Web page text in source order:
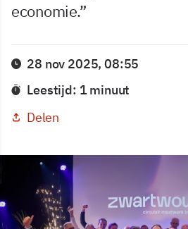
economie.”
28 nov 2025, 08:55
Leestijd: 1 minuut
Delen